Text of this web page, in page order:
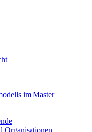
im Master
Organisationen